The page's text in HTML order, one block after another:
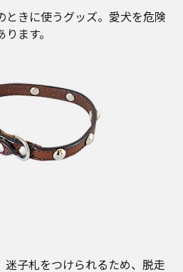
ときに使うグッズ。愛犬を危険
ます。
迷子札をつけられるため、脱走